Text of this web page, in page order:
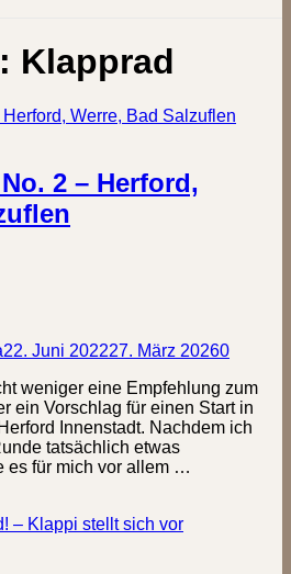
Klapprad
2 – Herford,
22. Juni 202227. März 20260
weniger eine Empfehlung zum
ein Vorschlag für einen Start in
Innenstadt. Nachdem ich
tatsächlich etwas
es für mich vor allem …